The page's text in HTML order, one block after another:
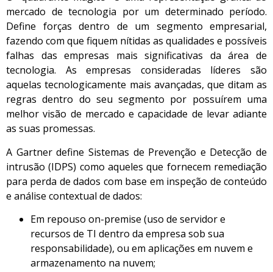
mercado de tecnologia por um determinado período.
Define forças dentro de um segmento empresarial,
fazendo com que fiquem nítidas as qualidades e possíveis
falhas das empresas mais significativas da área de
tecnologia. As empresas consideradas líderes são
aquelas tecnologicamente mais avançadas, que ditam as
regras dentro do seu segmento por possuírem uma
melhor visão de mercado e capacidade de levar adiante
as suas promessas.
A Gartner define Sistemas de Prevenção e Detecção de
intrusão (IDPS) como aqueles que fornecem remediação
para perda de dados com base em inspeção de conteúdo
e análise contextual de dados:
Em repouso on-premise (uso de servidor e
recursos de TI dentro da empresa sob sua
responsabilidade), ou em aplicações em nuvem e
armazenamento na nuvem;